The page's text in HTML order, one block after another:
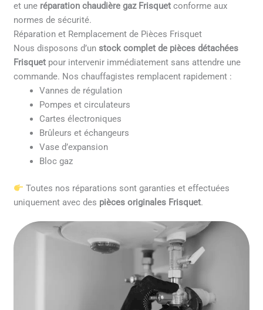
et une réparation chaudière gaz Frisquet conforme aux
normes de sécurité.
Réparation et Remplacement de Pièces Frisquet
Nous disposons d’unstock complet de pièces détachées
Frisquet pour intervenir immédiatement sans attendre une
commande. Nos chauffagistes remplacent rapidement :
Vannes de régulation
Pompes et circulateurs
Cartes électroniques
Brûleurs et échangeurs
Vase d’expansion
Bloc gaz
Toutes nos réparations sont garanties et effectuées
uniquement avec des pièces originales Frisquet.